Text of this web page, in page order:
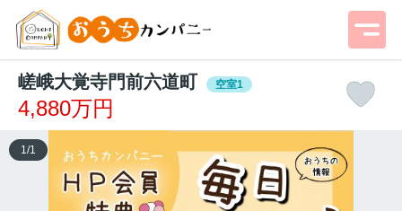
嵯峨大覚寺門前六道町 空室1
4,880万円
1 /1